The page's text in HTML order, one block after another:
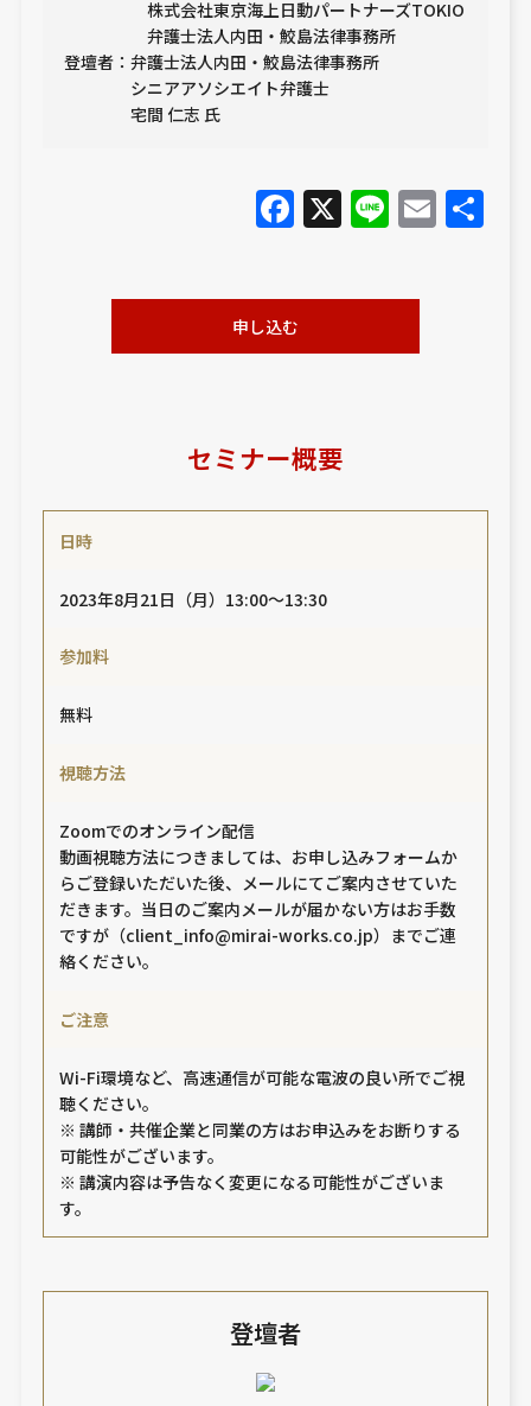
株式会社東京海上日動パートナーズTOKIO
弁護士法人内田・鮫島法律事務所
登壇者：弁護士法人内田・鮫島法律事務所
シニアアソシエイト弁護士
宅間 仁志 氏
Facebook
X Line
申し込む
セミナー概要
日時
2023年8月21日（月）13:00～13:30
参加料
無料
視聴方法
Zoomでのオンライン配信
動画視聴方法につきましては、お申し込みフォームか
らご登録いただいた後、メールにてご案内させていた
だきます。当日のご案内メールが届かない方はお手数
ですが（client_info@mirai-works.co.jp）までご連
絡ください。
ご注意
Wi-Fi環境など、高速通信が可能な電波の良い所でご視
聴ください。
※ 講師・共催企業と同業の方はお申込みをお断りする
可能性がございます。
※ 講演内容は予告なく変更になる可能性がございま
す。
登壇者